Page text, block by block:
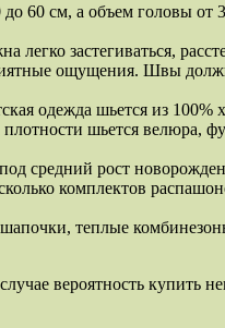
60 см, а объем головы от
застегиваться,
ощущения. Швы
одежда шьется из
шьется велюра,
средний рост
комплектов
теплые
вероятность купить